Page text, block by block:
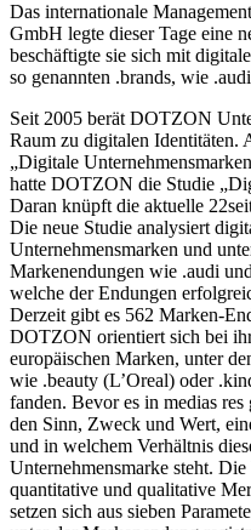
Das internationale
GmbH legte dieser Tage eine
beschäftigte sie sich mit
so genannten .brands, wie
Seit 2005 berät DOTZON
Raum zu digitalen
„Digitale
hatte DOTZON die Studie
Daran knüpft die aktuelle
Die neue Studie analysiert
Unternehmensmarken und
Markenendungen wie .audi
welche der Endungen
Derzeit gibt es 562 Marken-
DOTZON orientiert sich bei
europäischen Marken, unter
wie .beauty (L’Oreal) oder
fanden. Bevor es in medias
den Sinn, Zweck und Wert,
und in welchem Verhältnis
Unternehmensmarke steht.
quantitative und qualitative
setzen sich aus sieben